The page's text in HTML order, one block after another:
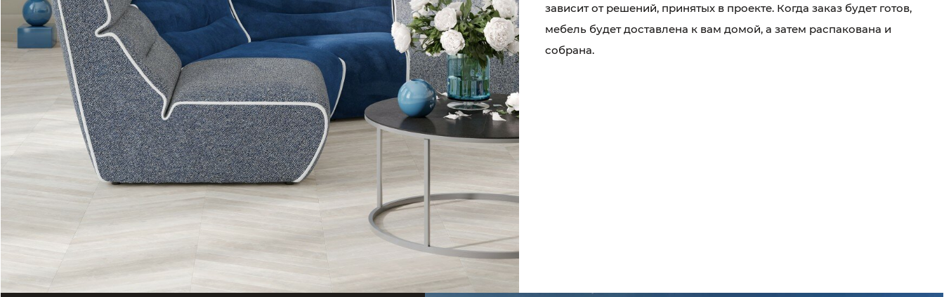
зависит от решений, принятых в проекте. Когда заказ будет готов,
мебель будет доставлена к вам домой, а затем распакована и
собрана.